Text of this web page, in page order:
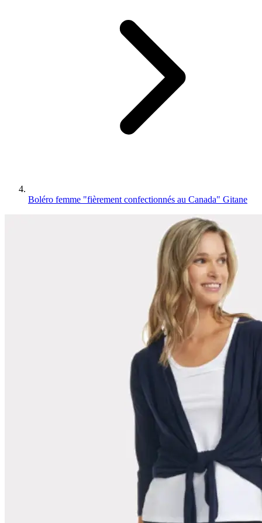
Boléro femme "fièrement confectionnés au Canada" Gitane